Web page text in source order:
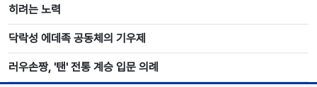
히려는 노력
닥락성 에데족 공동체의 기우제
러우손짱, '탠' 전통 계승 입문 의례